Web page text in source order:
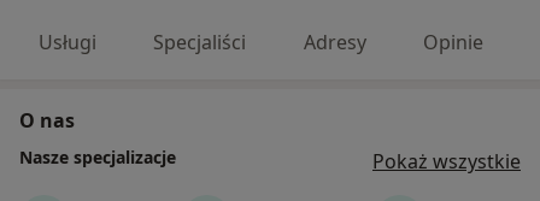
Usługi Specjaliści Adresy Opinie
O nas
Nasze specjalizacje Pokaż wszystkie